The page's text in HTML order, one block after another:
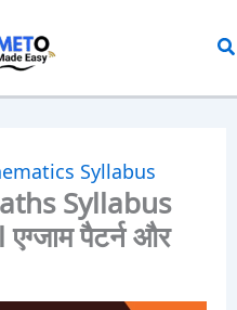
Syllabus
Syllabus
पैटर्न और